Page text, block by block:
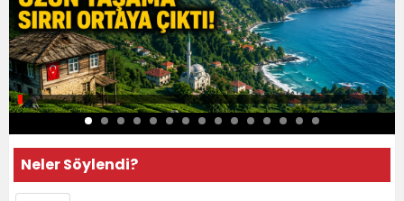
Neler Söylendi?